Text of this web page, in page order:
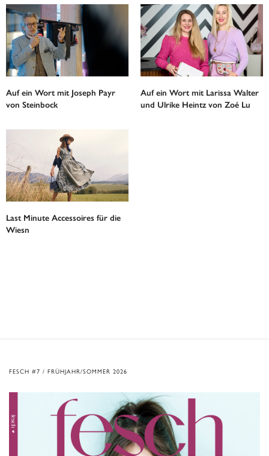
Auf ein Wort mit Joseph Payr
von Steinbock
Auf ein Wort mit Larissa Walter
und Ulrike Heintz von Zoé Lu
Last Minute Accessoires für die
Wiesn
FESCH #7 / FRÜHJAHR/SOMMER 2026